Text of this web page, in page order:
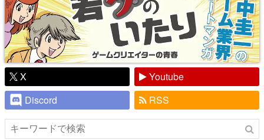
X
Youtube
Discord
RSS